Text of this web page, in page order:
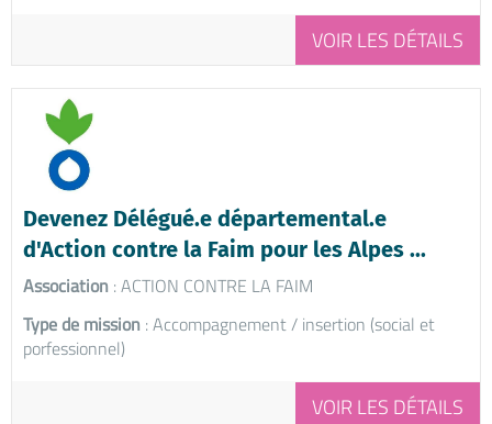
VOIR LES DÉTAILS
Devenez Délégué.e départemental.e
d'Action contre la Faim pour les Alpes ...
Association : ACTION CONTRE LA FAIM
Type de mission : Accompagnement / insertion (social et
porfessionnel)
VOIR LES DÉTAILS